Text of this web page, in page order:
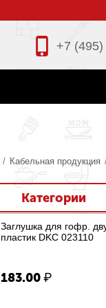
+7 (495)
/ Кабельная продукция
Категории
Заглушка для гофр.
пластик DKC 023110
183.00₽